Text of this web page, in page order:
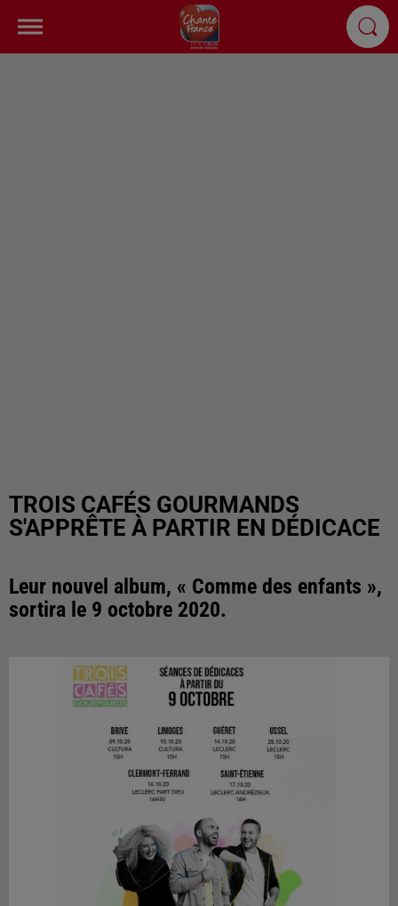
TROIS CAFÉS GOURMANDS
S'APPRÊTE À PARTIR EN DÉDICACE
Leur nouvel album, « Comme des enfants »,
sortira le 9 octobre 2020.